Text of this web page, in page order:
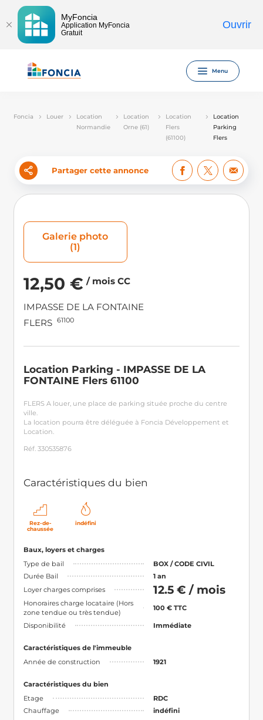
MyFoncia
Application MyFoncia
Gratuit
Ouvrir
Menu
Foncia Louer
Location
Normandie
Location
Orne (61)
Location
Flers
(61100)
Location
Parking
Flers
Partager cette annonce
Galerie photo
(1)
Location Parking - IMPASSE DE LA
FONTAINE Flers 61100
FLERS A louer, une place de parking située proche du centre
ville.
La location pourra être déléguée à Foncia Développement et
Location.
Réf. 330535876
Caractéristiques du bien
Rez-de-
chaussée
indéfini
Baux, loyers et charges
Type de bail
BOX / CODE CIVIL
Durée Bail
1 an
Loyer charges comprises
12.5 € / mois
Honoraires charge locataire (Hors
zone tendue ou très tendue)
100 € TTC
Disponibilité Immédiate
Caractéristiques de l'immeuble
Année de construction
1921
Caractéristiques du bien
Etage
RDC
Chauffage
indéfini
12,50 € / mois CC
IMPASSE DE LA FONTAINE
FLERS 61100